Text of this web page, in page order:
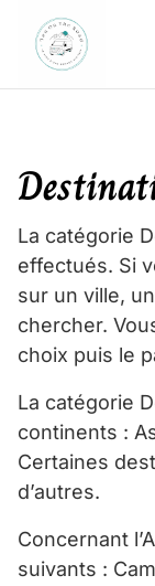
Skip to content
La catégorie
effectués. Si
sur un ville,
chercher.
choix puis le
La catégorie
continents :
Certaines
d’autres.
Concernant
suivants :